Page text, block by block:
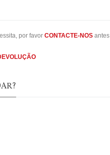
por favor CONTACTE-NOSantes